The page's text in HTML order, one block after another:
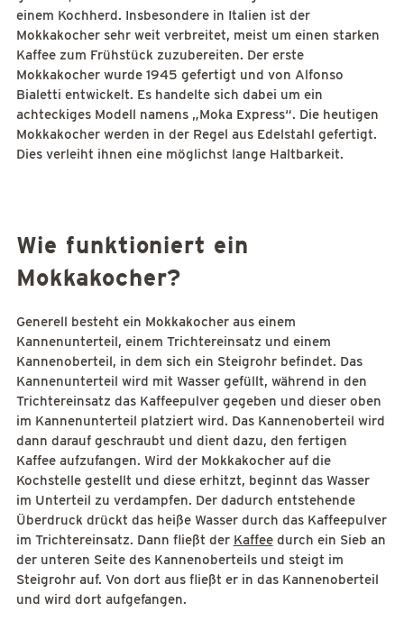
einem Kochherd. Insbesondere in Italien ist der
Mokkakocher sehr weit verbreitet, meist um einen starken
Kaffee zum Frühstück zuzubereiten. Der erste
Mokkakocher wurde 1945 gefertigt und von Alfonso
Bialetti entwickelt. Es handelte sich dabei um ein
achteckiges Modell namens „Moka Express“. Die heutigen
Mokkakocher werden in der Regel aus Edelstahl gefertigt.
Dies verleiht ihnen eine möglichst lange Haltbarkeit.
Wie funktioniert ein
Mokkakocher?
Generell besteht ein Mokkakocher aus einem
Kannenunterteil, einem Trichtereinsatz und einem
Kannenoberteil, in dem sich ein Steigrohr befindet. Das
Kannenunterteil wird mit Wasser gefüllt, während in den
Trichtereinsatz das Kaffeepulver gegeben und dieser oben
im Kannenunterteil platziert wird. Das Kannenoberteil wird
dann darauf geschraubt und dient dazu, den fertigen
Kaffee aufzufangen. Wird der Mokkakocher auf die
Kochstelle gestellt und diese erhitzt, beginnt das Wasser
im Unterteil zu verdampfen. Der dadurch entstehende
Überdruck drückt das heiße Wasser durch das Kaffeepulver
im Trichtereinsatz. Dann fließt der Kaffeedurch ein Sieb an
der unteren Seite des Kannenoberteils und steigt im
Steigrohr auf. Von dort aus fließt er in das Kannenoberteil
und wird dort aufgefangen.